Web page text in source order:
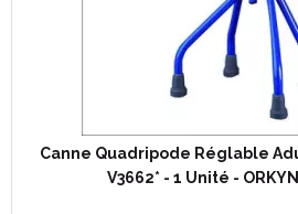
Canne Quadripode Réglable
V3662* - 1 Unité -